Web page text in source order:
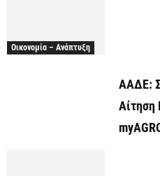
Οικονομία – Ανάπτυξη
ΑΑΔΕ:
Αίτηση